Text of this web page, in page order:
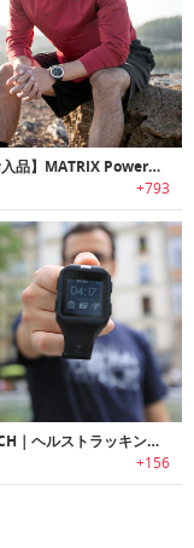
【並行輸入品】MATRIX PowerWatch｜充電不要のアクティビティスマートウォッチ「マトリックス パワーウォッチ」
+793
SOWATCH｜ヘルストラッキング機能搭載スマートウォッチ「ソーウォッチ 」
+156